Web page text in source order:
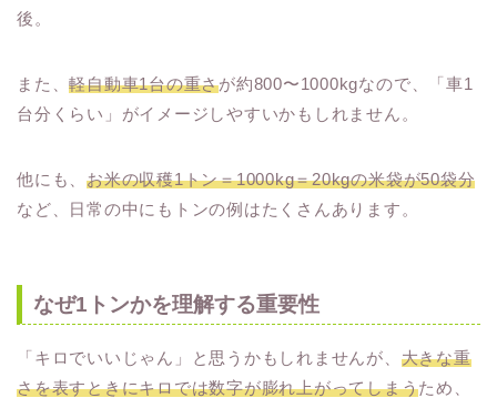
後。
また、軽自動車1台の重さが約800〜1000kgなので、「車1
台分くらい」がイメージしやすいかもしれません。
他にも、お米の収穫1トン＝1000kg＝20kgの米袋が50袋分
など、日常の中にもトンの例はたくさんあります。
なぜ1トンかを理解する重要性
「キロでいいじゃん」と思うかもしれませんが、 大きな重
さを表すときにキロでは数字が膨れ上がってしまうため、